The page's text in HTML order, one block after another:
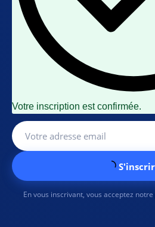
Votre inscription est confirmée.
En vous inscrivant, vous acceptez notre